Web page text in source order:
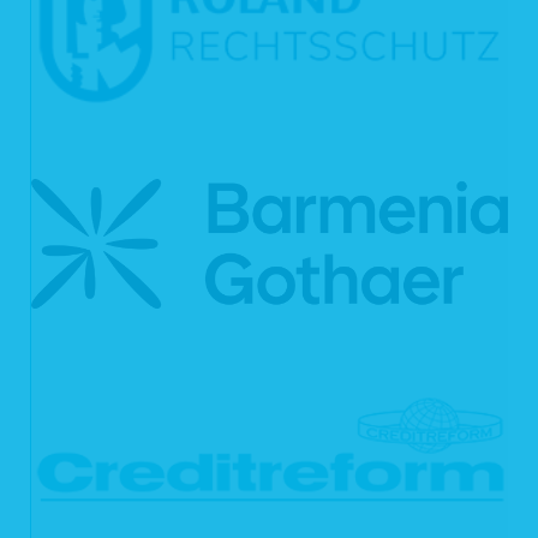
schutzwürdiges Interesse an der Nichtweitergabe Ihrer Daten haben,
im Fall, dass für die Weitergabe nach Art. 6 Abs. 1 S. 1 lit. c DSGVO eine
gesetzliche Verpflichtung besteht und soweit dies nach Art. 6 Abs. 1 S. 1
lit. b DSGVO für die Abwicklung von Vertragsverhältnissen mit Ihnen
erforderlich ist.
Auftragsverarbeitungsverträge gem. Art. 28 DSGVO geschlossen. Zu den
Dienstleistern gehören solche für IT-Dienstleistungen und Marketing, Kredit- und
Finanzdienstleistungsinstitute, Rechtsanwälte und Steuerberater oder
Auskunfteien.
4. Dauer der Speicherung personenbezogener Daten
Vertragserfüllung oder Vertragsanbahnung erforderlich sind oder unsererseits ein
berechtigtes Interesse an der Weiterspeicherung besteht, werden die Daten
gelöscht, wenn sie zu diesen Zwecken nicht mehr erforderlich sind oder Sie von
Ihrem Widerrufs- oder Widerspruchsrecht Gebrauch gemacht haben.
5. Verwendung von Cookies